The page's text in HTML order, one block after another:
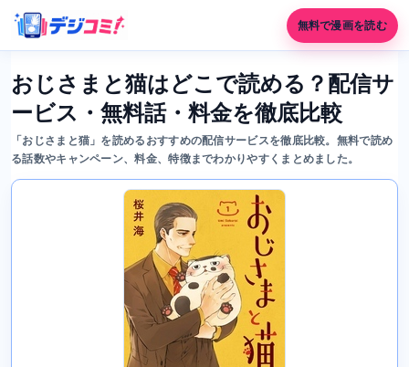
無料で漫画を読む
おじさまと猫はどこで読める？配信サ
ービス・無料話・料金を徹底比較
「おじさまと猫」を読めるおすすめの配信サービスを徹底比較。無料で読め
る話数やキャンペーン、料金、特徴までわかりやすくまとめました。